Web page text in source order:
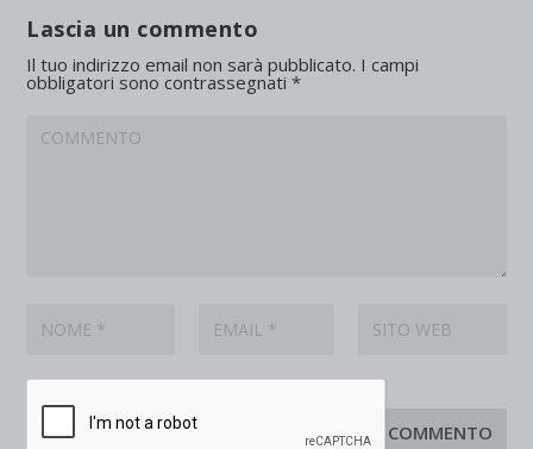
Lascia un commento
Il tuo indirizzo email non sarà pubblicato. I campi
obbligatori sono contrassegnati*